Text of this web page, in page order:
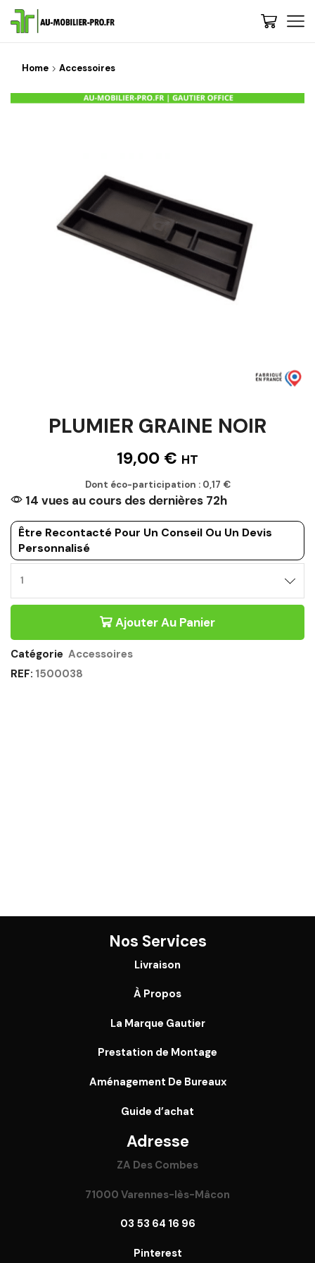
Home Accessoires
PLUMIER GRAINE NOIR
19,00 € HT
Dont éco-participation : 0,17 €
14 vues au cours des dernières 72h
Être Recontacté Pour Un Conseil Ou Un Devis
Personnalisé
GRAINE
Quantité
Ajouter Au Panier
Catégorie Accessoires
REF: 1500038
Nos Services
Livraison
À Propos
La Marque Gautier
Prestation de Montage
Aménagement De Bureaux
Guide d’achat
Adresse
ZA Des Combes
71000 Varennes-lès-Mâcon
03 53 64 16 96
Pinterest